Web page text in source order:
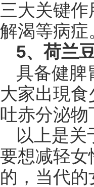
三大关键
解渴等病症
5、荷兰
具备健脾
大家出現
吐赤分泌物
以上是
要想减轻女
的，当代